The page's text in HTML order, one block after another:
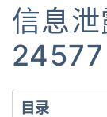
信息
24577
目录